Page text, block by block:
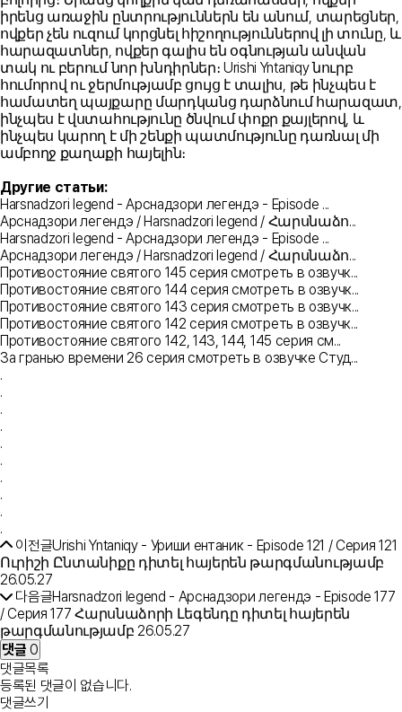
իրենց առաջին ընտրություններն են անում, տարեցներ,
ովքեր չեն ուզում կորցնել հիշողություններով լի տունը, և
հարազատներ, ովքեր գալիս են օգնության անվան
տակ ու բերում նոր խնդիրներ։ Urishi Yntaniqy նուրբ
հումորով ու ջերմությամբ ցույց է տալիս, թե ինչպես է
համատեղ պայքարը մարդկանց դարձնում հարազատ,
ինչպես է վստահությունը ծնվում փոքր քայլերով, և
ինչպես կարող է մի շենքի պատմությունը դառնալ մի
ամբողջ քաղաքի հայելին։
Другие статьи:
Harsnadzori legend - Арснадзори легендэ - Episode ...
Арснадзори легендэ / Harsnadzori legend / Հարսնաձո...
Harsnadzori legend - Арснадзори легендэ - Episode ...
Арснадзори легендэ / Harsnadzori legend / Հարսնաձո...
Противостояние святого 145 серия смотреть в озвучк...
Противостояние святого 144 серия смотреть в озвучк...
Противостояние святого 143 серия смотреть в озвучк...
Противостояние святого 142 серия смотреть в озвучк...
Противостояние святого 142, 143, 144, 145 серия см...
За гранью времени 26 серия смотреть в озвучке Студ...
.
.
.
.
.
.
.
.
.
.
이전글Urishi Yntaniqy - Уриши ентаник - Episode 121 / Серия 121
Ուրիշի Ընտանիքը դիտել հայերեն թարգմանությամբ
26.05.27
다음글Harsnadzori legend - Арснадзори легендэ - Episode 177
/ Серия 177 Հարսնաձորի Լեգենդը դիտել հայերեն
թարգմանությամբ 26.05.27
댓글 0
댓글목록
등록된 댓글이 없습니다.
댓글쓰기